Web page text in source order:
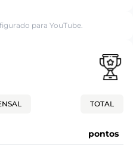
para YouTube.
TOTAL
pontos